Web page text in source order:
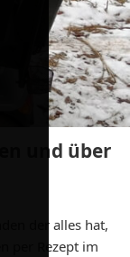
und über
der alles hat,
per Rezept im